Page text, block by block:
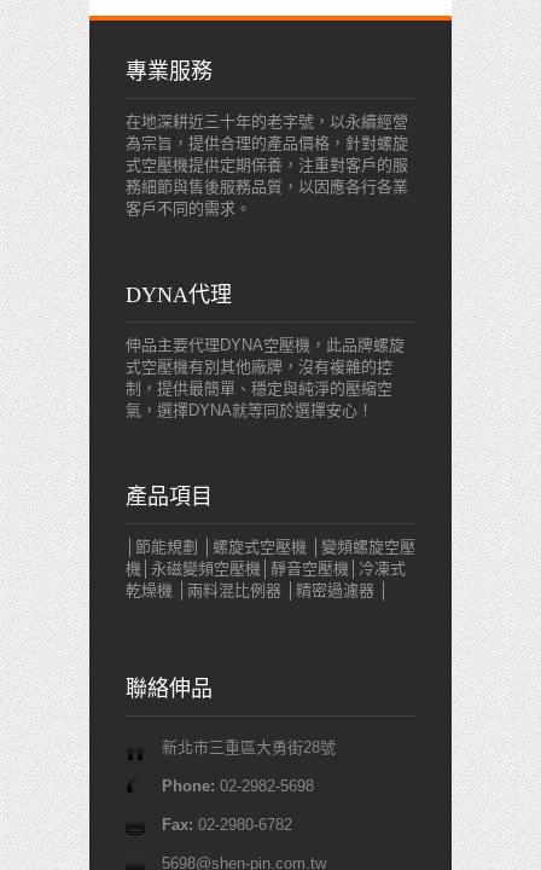
專業服務
在地深耕近三十年的老字號，以永續經營
為宗旨，提供合理的產品價格，針對螺旋
式空壓機提供定期保養，注重對客戶的服
務細節與售後服務品質，以因應各行各業
客戶不同的需求。
DYNA代理
伸品主要代理DYNA空壓機，此品牌螺旋
式空壓機有別其他廠牌，沒有複雜的控
制，提供最簡單、穩定與純淨的壓縮空
氣，選擇DYNA就等同於選擇安心！
產品項目
│節能規劃 │螺旋式空壓機 │變頻螺旋空壓
機│永磁變頻空壓機│靜音空壓機│冷凍式
乾燥機 │兩料混比例器 │精密過濾器 │
聯絡伸品
新北市三重區大勇街28號
Phone: 02-2982-5698
Fax: 02-2980-6782
5698@shen-pin.com.tw